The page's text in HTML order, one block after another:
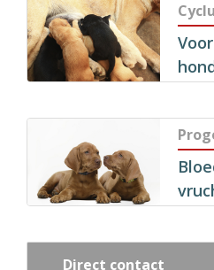
Direct contact